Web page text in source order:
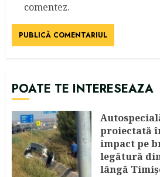
comentez.
POATE TE INTERESEAZA
proiectată
impact pe
legătură
lângă